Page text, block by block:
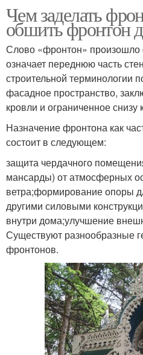
Чем заделать
обшить фронтон
Слово «фронтон» произошло
означает переднюю часть
строительной терминологии
фасадное пространство,
кровли и ограниченное снизу
Назначение фронтона как
состоит в следующем:
защита чердачного
мансарды) от атмосферных
ветра;формирование опоры
другими силовыми
внутри дома;улучшение
Существуют разнообразные
фронтонов.